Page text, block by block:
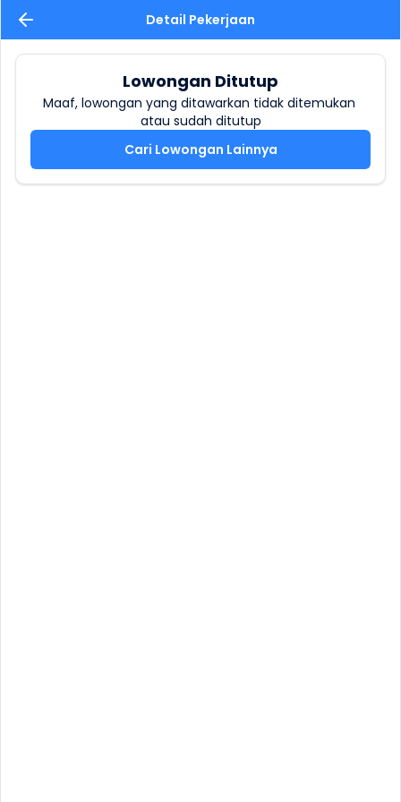
Detail Pekerjaan
Lowongan Ditutup
Maaf, lowongan yang ditawarkan tidak ditemukan
atau sudah ditutup
Cari Lowongan Lainnya